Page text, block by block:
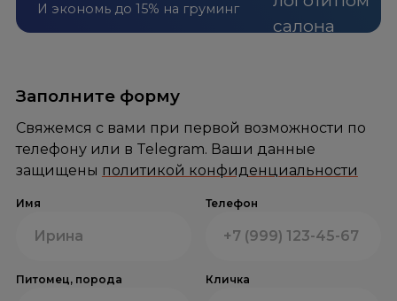
И экономь до 15% на груминг
Заполните форму
Свяжемся с вами при первой возможности по
телефону или в Telegram. Ваши данные
защищены политикой конфиденциальности
Имя Телефон
Питомец, порода Кличка